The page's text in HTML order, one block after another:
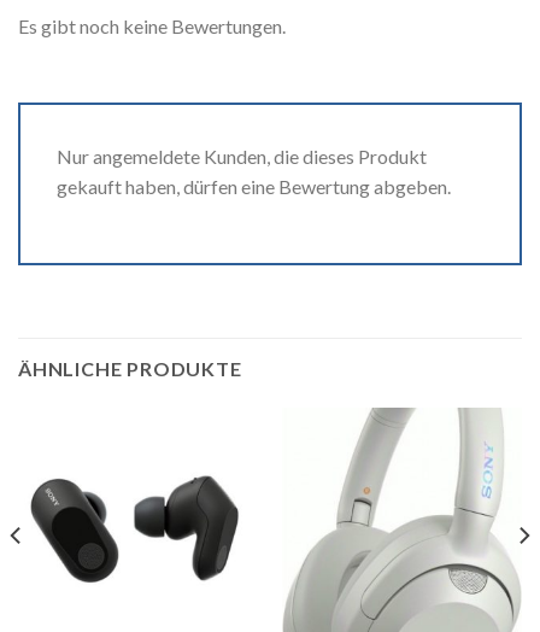
Es gibt noch keine Bewertungen.
Nur angemeldete Kunden, die dieses Produkt
gekauft haben, dürfen eine Bewertung abgeben.
ÄHNLICHE PRODUKTE